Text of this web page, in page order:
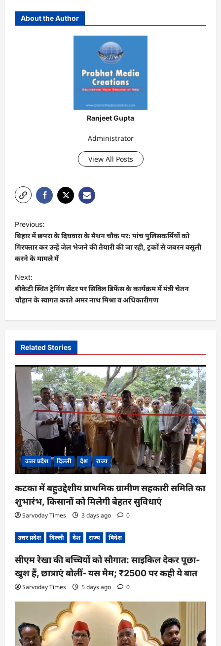
About the Author
Ranjeet Gupta
Administrator
View All Posts
o
s
t
n
a
g
a
t
i
o
n
Previous:
बिहार में छपरा के दिघवारा के मैथन चौक पर: पांच पुलिसकर्मियों को
गिरफ्तार कर उन्हें जेल भेजने की तैयारी की जा रही, ट्रकों से जबरन वसूली
करने के मामले में
Next:
बीकेटी स्थित ट्रेनिंग सेंटर पर सिविल डिफेंस के कार्यक्रम में मंत्री चेतन
चौहान के स्वागत करते अमर नाथ मिश्रा व अधिकारीगण
Related Stories
उत्तर प्रदेश दिल्ली देश राज्य
कटका में बहुउद्देशीय प्राथमिक ग्रामीण सहकारी समिति का
शुभारंभ, किसानों को मिलेगी बेहतर सुविधाएं
Sarvoday Times 3 days ago 0
उत्तर प्रदेश दिल्ली देश राज्य विदेश
सीएम रेखा की बच्चियों को सौगात: साइकिल देकर पूछा-
खुश हैं, छात्राएं बोलीं- यस मैम; ₹2500 पर कही ये बात
Sarvoday Times 5 days ago 0